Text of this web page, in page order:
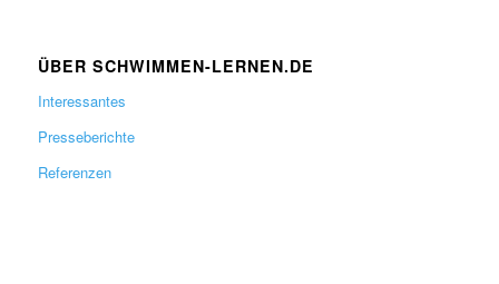
ÜBER SCHWIMMEN-LERNEN.DE
Interessantes
Presseberichte
Referenzen